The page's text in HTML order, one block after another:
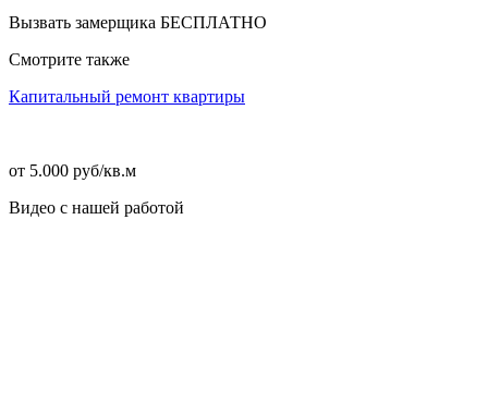
Вызвать замерщика БЕСПЛАТНО
Смотрите также
Капитальный ремонт квартиры
от 5.000 руб/кв.м
Видео с нашей работой